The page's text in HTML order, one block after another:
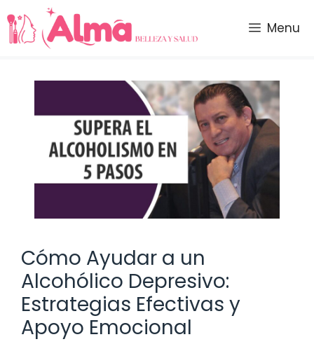
Saltar
al
contenido
Menu
Cómo Ayudar a un
Alcohólico Depresivo:
Estrategias Efectivas y
Apoyo Emocional